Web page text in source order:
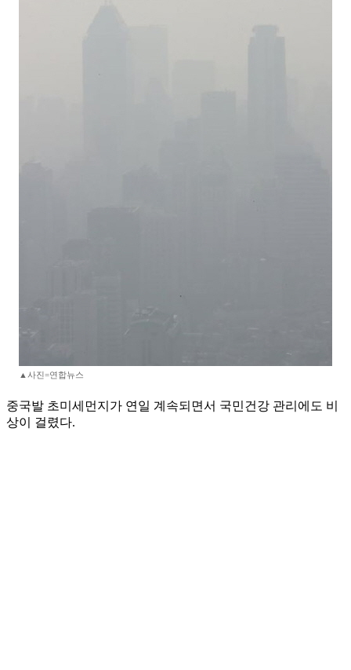
▲사진=연합뉴스
중국발 초미세먼지가 연일 계속되면서 국민건강 관리에도 비
상이 걸렸다.